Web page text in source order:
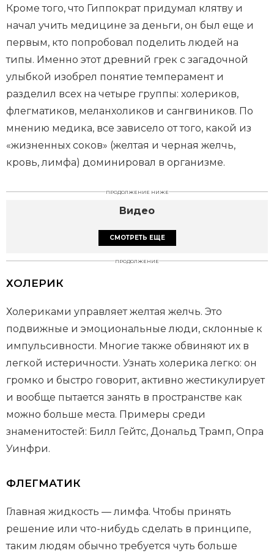
Кроме того, что Гиппократ придумал клятву и
начал учить медицине за деньги, он был еще и
первым, кто попробовал поделить людей на
типы. Именно этот древний грек с загадочной
улыбкой изобрел понятие темперамент и
разделил всех на четыре группы: холериков,
флегматиков, меланхоликов и сангвиников. По
мнению медика, все зависело от того, какой из
«жизненных соков» (желтая и черная желчь,
кровь, лимфа) доминировал в организме.
ПРОДОЛЖЕНИЕ НИЖЕ
Видео
СМОТРЕТЬ ЕЩЕ
ПРОДОЛЖЕНИЕ
ХОЛЕРИК
Холериками управляет желтая желчь. Это
подвижные и эмоциональные люди, склонные к
импульсивности. Многие также обвиняют их в
легкой истеричности. Узнать холерика легко: он
громко и быстро говорит, активно жестикулирует
и вообще пытается занять в пространстве как
можно больше места. Примеры среди
знаменитостей: Билл Гейтс, Дональд Трамп, Опра
Уинфри.
ФЛЕГМАТИК
Главная жидкость — лимфа. Чтобы принять
решение или что-нибудь сделать в принципе,
таким людям обычно требуется чуть больше